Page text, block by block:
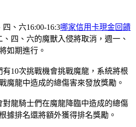
、六16:00-16:3哪家信用卡現金回饋
四、六的魔獸入侵將取消，週一、
如期進行。
10次挑戰機會挑戰魔龍，系統將根
魔龍中造成的總傷害來發放獎勵。
龍騎士們在魔龍降臨中造成的總傷
據排名還將額外獲得排名獎勵。